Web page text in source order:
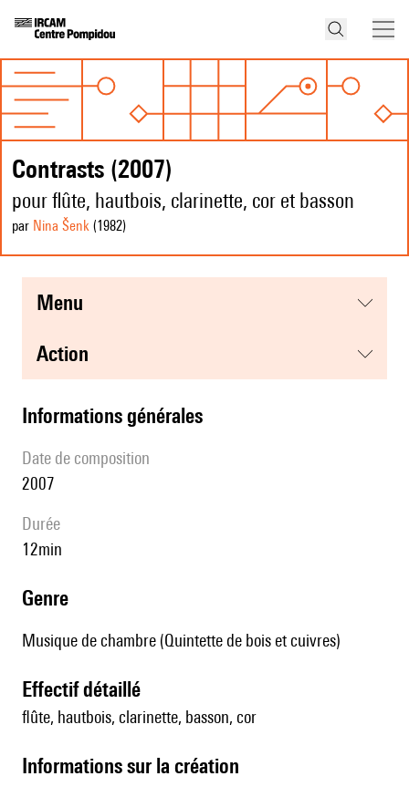
Contrasts (2007)
pour flûte, hautbois, clarinette, cor et basson
par Nina Šenk (1982)
menu
action
informations générales
date de composition
2007
durée
12min
genre
Musique de chambre (Quintette de bois et cuivres)
effectif détaillé
flûte, hautbois, clarinette, basson, cor
informations sur la création